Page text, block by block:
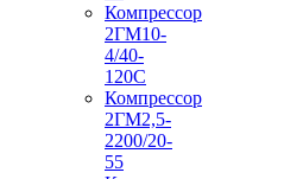
Компрессор
2ГМ10-
4/40-
120С
Компрессор
2ГМ2,5-
2200/20-
55